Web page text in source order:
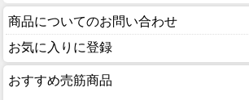
商品についてのお問い合わせ
お気に入りに登録
おすすめ売筋商品